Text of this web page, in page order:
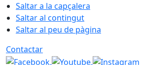
Saltar a la capçalera
Saltar al contingut
Saltar al peu de pàgina
Contactar